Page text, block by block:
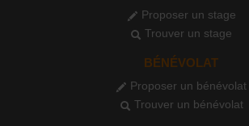
Proposer un stage
Trouver un stage
BÉNÉVOLAT
Proposer un bénévolat
Trouver un bénévolat